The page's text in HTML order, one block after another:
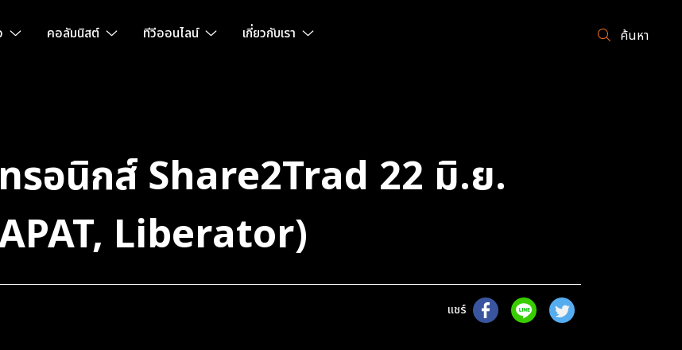
คอลัมนิสต์ ทีวีออนไลน์ เกี่ยวกับเรา ค้นหา
อนิกส์ Share2Trad 22 มิ.ย.
Liberator)
แชร์